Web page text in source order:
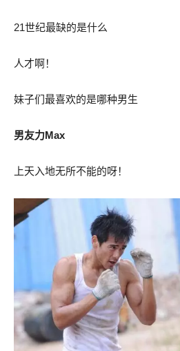
21世纪最缺的是什么
人才啊！
妹子们最喜欢的是哪种男生
男友力Max
上天入地无所不能的呀！